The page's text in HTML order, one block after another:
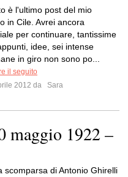
è l'ultimo post del mio
in Cile. Avrei ancora
per continuare, tantissime
idee, sei intense
in giro non sono po...
il seguito
2012 da
Sara
maggio 1922 –
scomparsa di Antonio Ghirelli